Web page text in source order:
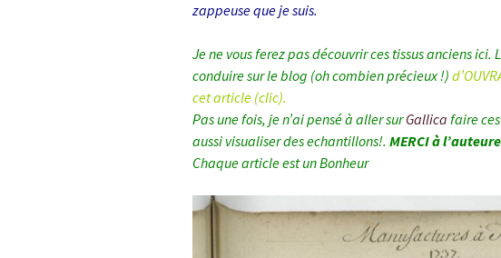
zappeuse que je suis.
Je ne vous ferez pas découvrir ces tissus anciens
conduire sur le blog (oh combien précieux!)
cet article (clic).
Pas une fois, je n’ai pensé à aller surGallica faire
aussi visualiser des echantillons!. MERCI à
Chaque article est un Bonheur